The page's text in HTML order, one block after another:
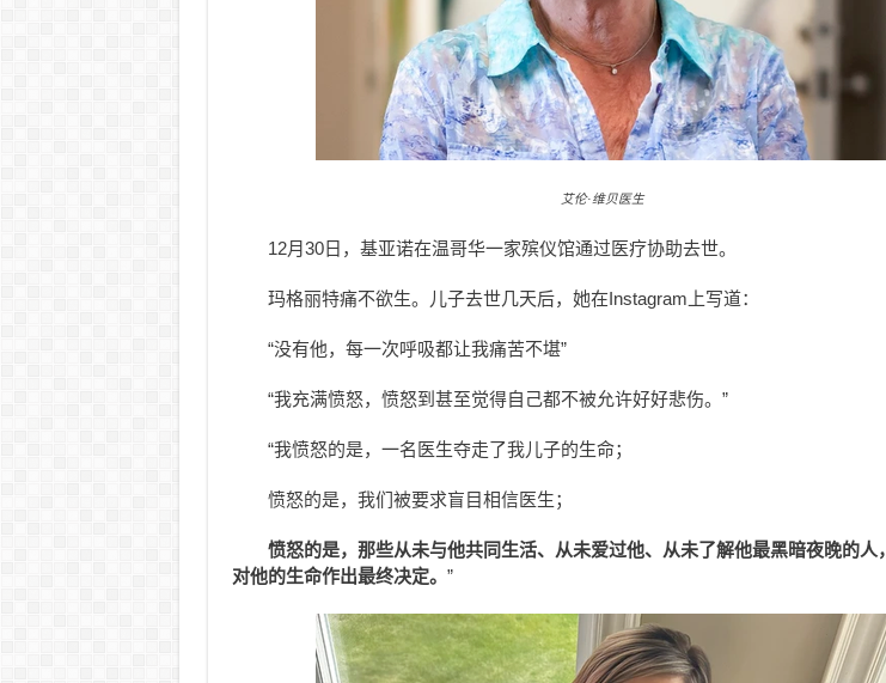
艾伦·维贝医生
12月30日，基亚诺在温哥华一家殡仪馆通过医疗协助去世。
玛格丽特痛不欲生。儿子去世几天后，她在Instagram上写道：
“没有他，每一次呼吸都让我痛苦不堪”
“我充满愤怒，愤怒到甚至觉得自己都不被允许好好悲伤。”
“我愤怒的是，一名医生夺走了我儿子的生命；
愤怒的是，我们被要求盲目相信医生；
愤怒的是，那些从未与他共同生活、从未爱过他、从未了解他最黑暗夜晚的人，
对他的生命作出最终决定。 ”